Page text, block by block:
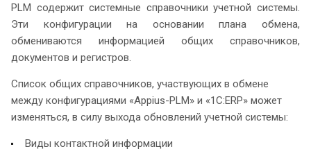
PLM содержит системные справочники учетной системы.
Эти конфигурации на основании плана обмена,
обмениваются информацией общих справочников,
документов и регистров.
Список общих справочников, участвующих в обмене
между конфигурациями «Appius-PLM» и «1С:ERP» может
изменяться, в силу выхода обновлений учетной системы:
Виды контактной информации